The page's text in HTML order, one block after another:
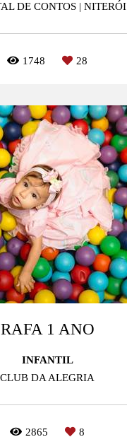
DE CONTOS | NITERÓI
1748 28
RAFA 1 ANO
INFANTIL
CLUB DA ALEGRIA
2865 8